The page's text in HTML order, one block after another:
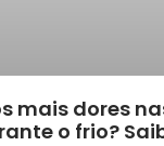
mais dores
o frio?